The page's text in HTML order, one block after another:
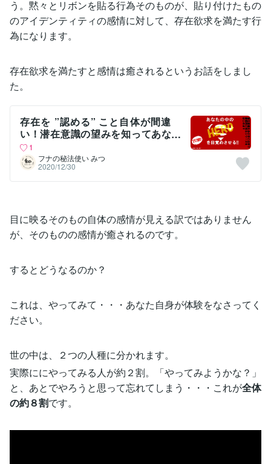
う。黙々とリボンを貼る行為そのものが、貼り付けたもの
のアイデンティティの感情に対して、存在欲求を満たす行
為になります。
存在欲求を満たすと感情は癒されるというお話をしまし
た。
存在を ”認める” こと自体が間違
い！潜在意識の望みを知ってあな
たの中のヒーローを目覚めさせ
る！
1
フナの秘法使い みつ
2020/12/30
目に映るそのもの自体の感情が見える訳ではありません
が、そのものの感情が癒されるのです。
するとどうなるのか？
これは、やってみて・・・あなた自身が体験をなさってく
ださい。
世の中は、２つの人種に分かれます。
実際ににやってみる人が約２割。「やってみようかな？」
と、あとでやろうと思って忘れてしまう・・・これが全体
の約８割です。